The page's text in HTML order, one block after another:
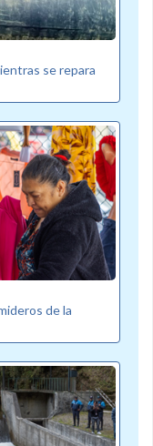
se repara
de la